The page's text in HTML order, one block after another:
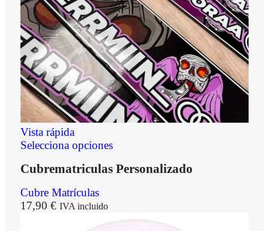
Vista rápida
Selecciona opciones
Cubrematriculas Personalizado
Cubre Matrículas
17,90 € IVA incluido